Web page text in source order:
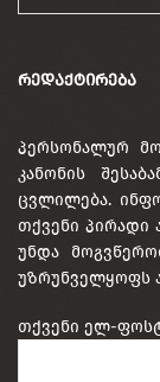
ᲠᲔᲓᲐᲥᲢᲘᲠᲔᲑᲐ
პერსონალურ
კანონის
ცვლილება.
თქვენი პირადი
უნდა
უზრუნველყოფს
თქვენი ელ-